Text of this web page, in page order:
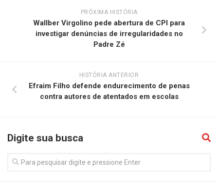
PRÓXIMA HISTÓRIA
Wallber Virgolino pede abertura de CPI para
investigar denúncias de irregularidades no
Padre Zé
HISTÓRIA ANTERIOR
Efraim Filho defende endurecimento de penas
contra autores de atentados em escolas
Digite sua busca